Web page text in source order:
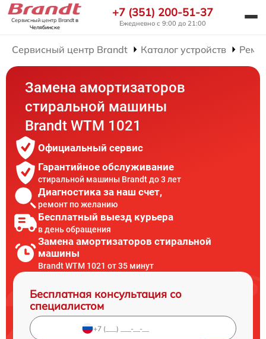
Сервисный центр Brandtв
Челябинске
+7 (351) 200-51-37
Ежедневно с 9:00 до 21:00
Сервисный центр Brandt Каталог устройств
Замена амортизаторов
стиральной машины
Brandt WTM 1021
Официальный сервис
Гарантийное обслуживание
стиральной машины Brandt до 3 лет
Диагностика за наш счет,
ремонт по желанию
Бесплатный выезд курьера
в день обращения
Замена амортизаторов стиральной
машины
Brandt WTM 1021 от 35 минут
Бесплатная консультация со
специалистом